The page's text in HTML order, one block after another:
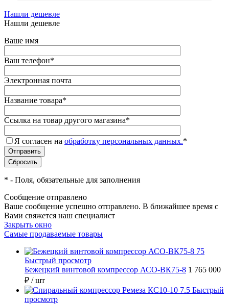
Нашли дешевле
Нашли дешевле
Ваше имя
Ваш телефон*
Электронная почта
Название товара*
Ссылка на товар другого магазина*
Я согласен на обработку персональных данных.*
* - Поля, обязательные для заполнения
Сообщение отправлено
Ваше сообщение успешно отправлено. В ближайшее время с
Вами свяжется наш специалист
Закрыть окно
Самые продаваемые товары
Быстрый просмотр
Бежецкий винтовой компрессор АСО-ВК75-8 1 765 000
₽ / шт
Быстрый
просмотр